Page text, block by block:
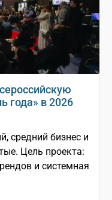
года» в 2026
средний бизнес и
Цель проекта:
и системная